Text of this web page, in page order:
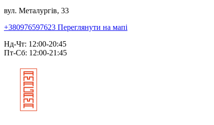
вул. Металургів, 33
+380976597623 Переглянути на мапі
Нд-Чт: 12:00-20:45
Пт-Сб: 12:00-21:45